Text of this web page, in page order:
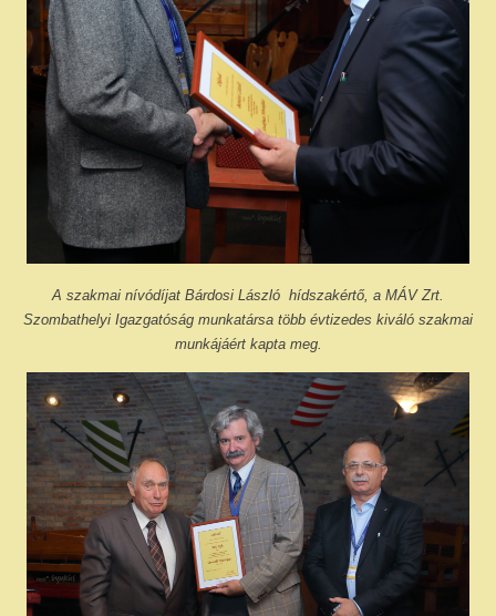
A szakmai nívódíjat Bárdosi László hídszakértő, a MÁV Zrt.
Szombathelyi Igazgatóság munkatársa több évtizedes kiváló szakmai
munkájáért kapta meg.